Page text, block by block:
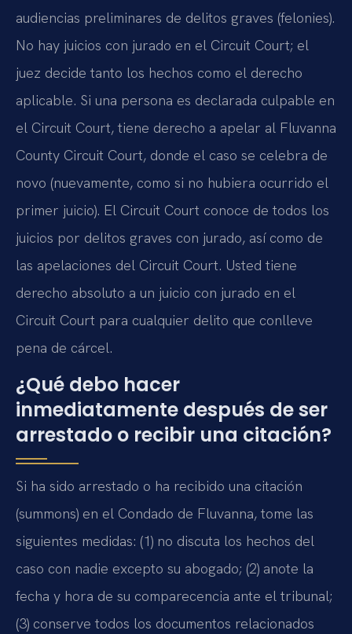
audiencias preliminares de delitos graves (felonies).
No hay juicios con jurado en el Circuit Court; el
juez decide tanto los hechos como el derecho
aplicable. Si una persona es declarada culpable en
el Circuit Court, tiene derecho a apelar al Fluvanna
County Circuit Court, donde el caso se celebra de
novo (nuevamente, como si no hubiera ocurrido el
primer juicio). El Circuit Court conoce de todos los
juicios por delitos graves con jurado, así como de
las apelaciones del Circuit Court. Usted tiene
derecho absoluto a un juicio con jurado en el
Circuit Court para cualquier delito que conlleve
pena de cárcel.
¿Qué debo hacer
inmediatamente después de ser
arrestado o recibir una citación?
Si ha sido arrestado o ha recibido una citación
(summons) en el Condado de Fluvanna, tome las
siguientes medidas: (1) no discuta los hechos del
caso con nadie excepto su abogado; (2) anote la
fecha y hora de su comparecencia ante el tribunal;
(3) conserve todos los documentos relacionados